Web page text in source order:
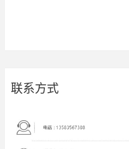
联系方式